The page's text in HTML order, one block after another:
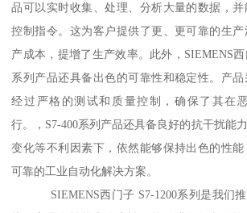
品可以实时收集、处理、分析大量的数据，
控制指令。这为客户提供了更、更可靠的生
产成本，提增了生产效率。此外，SIEMENS
系列产品还具备出色的可靠性和稳定性。产品
经过严格的测试和质量控制，确保了其在
行。，S7-400系列产品还具备良好的抗干扰能
变化等不利因素下，依然能够保持出色的性能
可靠的工业自动化解决方案。
SIEMENS西门子 S7-1200系列是我们推